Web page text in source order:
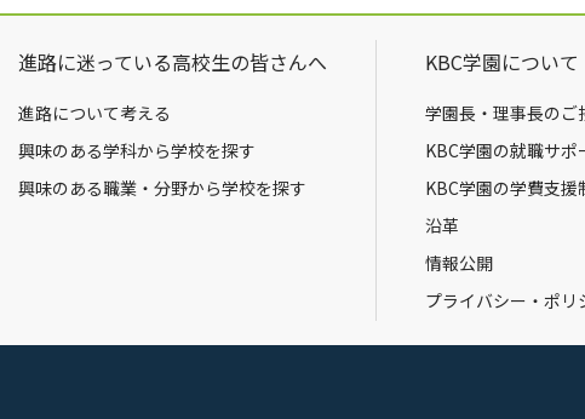
進路に迷っている高校生の皆さんへ
進路について考える
興味のある学科から学校を探す
興味のある職業・分野から学校を探す
KBC学園について
学園長・理事長のご
KBC学園の就職サポ
KBC学園の学費支援
沿革
情報公開
プライバシー・ポリ